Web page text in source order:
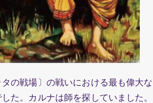
の戦場〕の戦いにおける最も偉大
た。カルナは師を探していました